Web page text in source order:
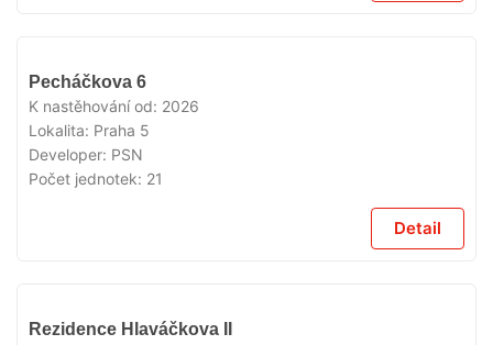
Pecháčkova 6
K nastěhování od: 2026
Lokalita: Praha 5
Developer: PSN
Počet jednotek: 21
Detail
Rezidence Hlaváčkova II